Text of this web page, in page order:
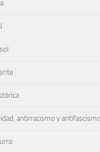
antirracismo y antifascismo